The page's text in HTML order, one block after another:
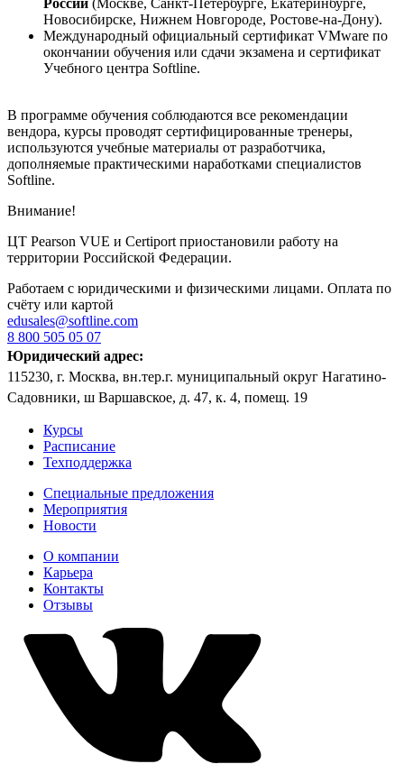
Новосибирске, Нижнем Новгороде, Ростове-на-Дону).
Международный официальный сертификат VMware по
окончании обучения или сдачи экзамена и сертификат
Учебного центра Softline.
В программе обучения соблюдаются все рекомендации
вендора, курсы проводят сертифицированные тренеры,
используются учебные материалы от разработчика,
дополняемые практическими наработками специалистов
Softline.
Внимание!
ЦТ Pearson VUE и Certiport приостановили работу на
территории Российской Федерации.
Работаем с юридическими и физическими лицами. Оплата по
счёту или картой
edusales@softline.com
8 800 505 05 07
Юридический адрес:
115230, г. Москва, вн.тер.г. муниципальный округ Нагатино-
Садовники, ш Варшавское, д. 47, к. 4, помещ. 19
Курсы
Расписание
Техподдержка
Специальные предложения
Мероприятия
Новости
О компании
Карьера
Контакты
Отзывы